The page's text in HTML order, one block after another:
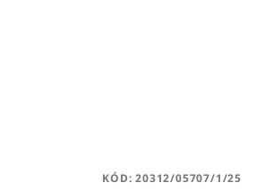
KÓD:20312/05707/1/25